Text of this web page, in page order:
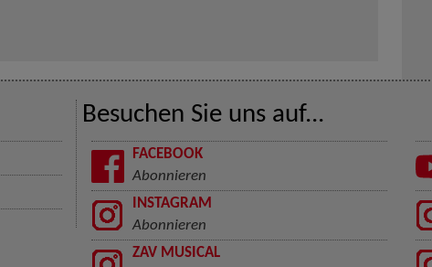
Besuchen Sie uns auf...
FACEBOOK
Abonnieren
INSTAGRAM
Abonnieren
ZAV MUSICAL